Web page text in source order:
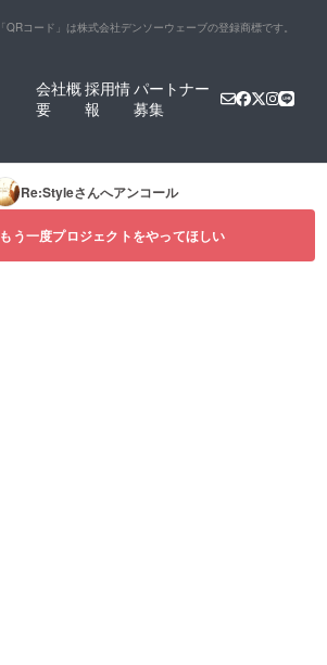
「QRコード」は株式会社デンソーウェーブの登録商標です。
会社概
要
採用情
報
パートナー
募集
Re:Styleさんへアンコール
もう一度プロジェクトをやってほしい